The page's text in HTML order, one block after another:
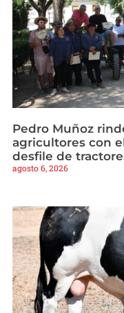
Pedro Muñoz
agricultores con
desfile de
agosto 6, 2026